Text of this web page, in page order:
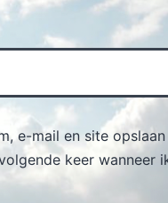
e-mail en site
keer wanneer